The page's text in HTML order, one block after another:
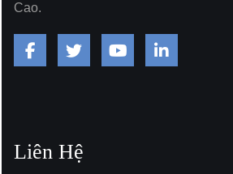
Cao.
Liên Hệ